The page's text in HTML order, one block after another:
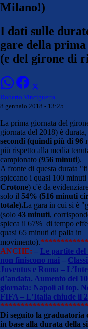
Milano!)
I dati sulle
gare della
(e del girone di
Roberto Vinciguerra
8 gennaio 2018 - 13:25
La prima giornata del
giornata del 2018) è
secondi (quindi più di 96
più rispetto alla media
campionato (956 minuti).
A fronte di questa durata
spiccano i quasi 100
Crotone) c'é da
solo il 54% (516 minuti
totale).La gara in cui si è
(solo 43 minuti,
spicca il 67% di tempo
quasi 65 minuti di palla in
movimento).
ANCHE: – Le partite del
non finiscono mai –
Juventus e Roma –
d’andata. Aumento del
giornata: Napoli al top.
FIFA – L’Italia chiude il
Di seguito la
in base alla durata della